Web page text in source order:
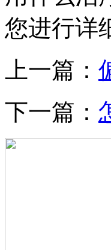
您进行详
上一篇：
下一篇：